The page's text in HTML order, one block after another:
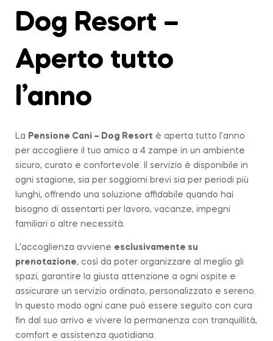
Dog Resort –
Aperto tutto
l’anno
La Pensione Cani – Dog Resort è aperta tutto l’anno
per accogliere il tuo amico a 4 zampe in un ambiente
sicuro, curato e confortevole. Il servizio è disponibile in
ogni stagione, sia per soggiorni brevi sia per periodi più
lunghi, offrendo una soluzione affidabile quando hai
bisogno di assentarti per lavoro, vacanze, impegni
familiari o altre necessità.
L’accoglienza avviene esclusivamente su
prenotazione, così da poter organizzare al meglio gli
spazi, garantire la giusta attenzione a ogni ospite e
assicurare un servizio ordinato, personalizzato e sereno.
In questo modo ogni cane può essere seguito con cura
fin dal suo arrivo e vivere la permanenza con tranquillità,
comfort e assistenza quotidiana.